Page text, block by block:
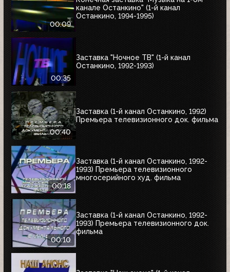
00:09
канале Останкино" (1-й канал
Останкино, 1994-1995)
00:35
Заставка "Ночное ТВ" (1-й канал
Останкино, 1992-1993)
00:40
Заставка (1-й канал Останкино, 1992)
Премьера телевизионного док. фильма
00:18
Заставка (1-й канал Останкино, 1992-
1993) Премьера телевизионного
многосерийного худ. фильма
00:10
Заставка (1-й канал Останкино, 1992-
1993) Премьера телевизионного док.
фильма